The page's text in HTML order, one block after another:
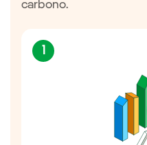
carbono.
1